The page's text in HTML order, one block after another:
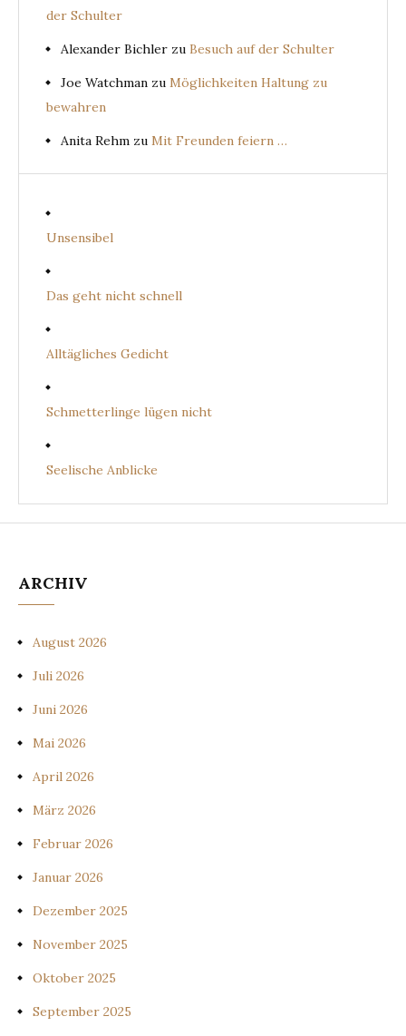
der Schulter
Alexander Bichler zu Besuch auf der Schulter
Joe Watchman zu Möglichkeiten Haltung zu
bewahren
Anita Rehm zu Mit Freunden feiern …
Unsensibel
Das geht nicht schnell
Alltägliches Gedicht
Schmetterlinge lügen nicht
Seelische Anblicke
ARCHIV
August 2026
Juli 2026
Juni 2026
Mai 2026
April 2026
März 2026
Februar 2026
Januar 2026
Dezember 2025
November 2025
Oktober 2025
September 2025